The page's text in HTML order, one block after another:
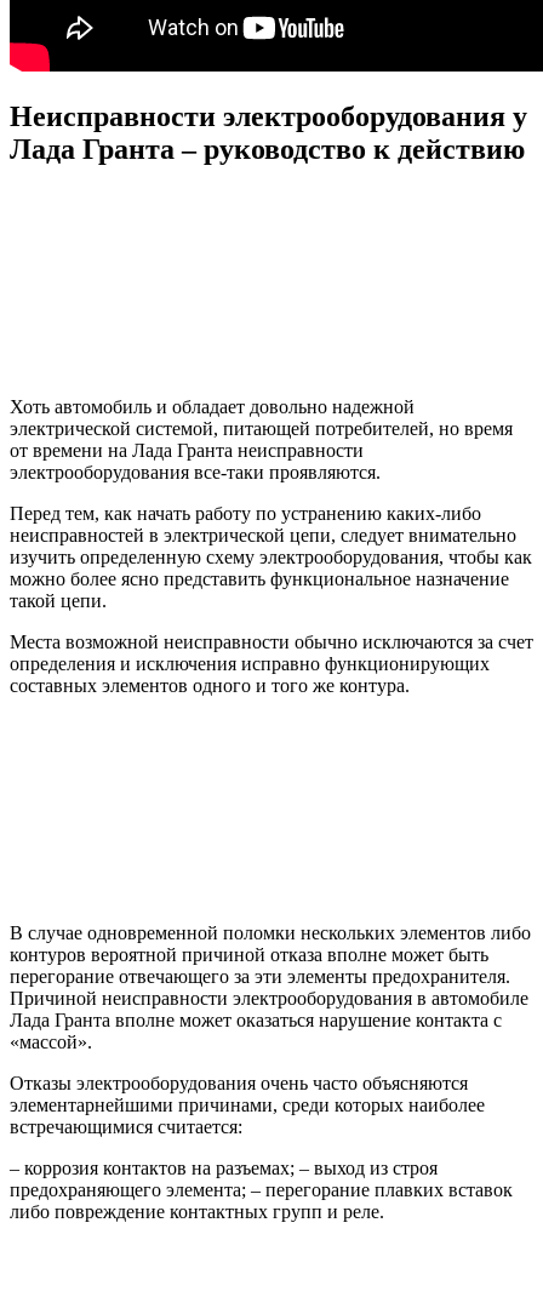
Неисправности электрооборудования у
Лада Гранта – руководство к действию
Хоть автомобиль и обладает довольно надежной
электрической системой, питающей потребителей, но время
от времени на Лада Гранта неисправности
электрооборудования все-таки проявляются.
Перед тем, как начать работу по устранению каких-либо
неисправностей в электрической цепи, следует внимательно
изучить определенную схему электрооборудования, чтобы как
можно более ясно представить функциональное назначение
такой цепи.
Места возможной неисправности обычно исключаются за счет
определения и исключения исправно функционирующих
составных элементов одного и того же контура.
В случае одновременной поломки нескольких элементов либо
контуров вероятной причиной отказа вполне может быть
перегорание отвечающего за эти элементы предохранителя.
Причиной неисправности электрооборудования в автомобиле
Лада Гранта вполне может оказаться нарушение контакта с
«массой».
Отказы электрооборудования очень часто объясняются
элементарнейшими причинами, среди которых наиболее
встречающимися считается:
– коррозия контактов на разъемах; – выход из строя
предохраняющего элемента; – перегорание плавких вставок
либо повреждение контактных групп и реле.